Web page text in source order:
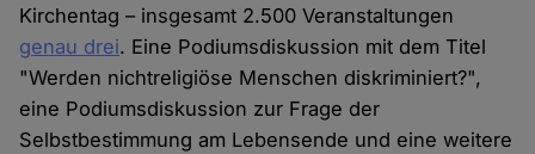
Kirchentag – insgesamt 2.500 Veranstaltungen
genau drei. Eine Podiumsdiskussion mit dem Titel
"Werden nichtreligiöse Menschen diskriminiert?",
eine Podiumsdiskussion zur Frage der
Selbstbestimmung am Lebensende und eine weitere